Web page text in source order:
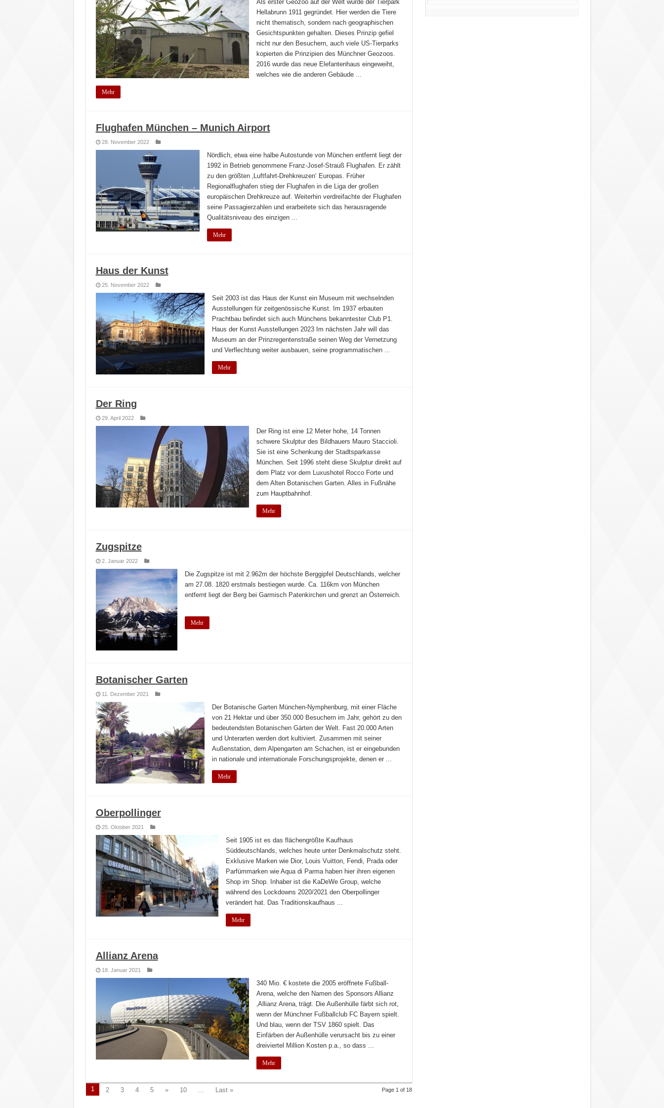
Als erster Geozoo auf der Welt wurde der Tierpark
Hellabrunn 1911 gegründet. Hier werden die Tiere
nicht thematisch, sondern nach geographischen
Gesichtspunkten gehalten. Dieses Prinzip gefiel
nicht nur den Besuchern, auch viele US-Tierparks
kopierten die Prinzipien des Münchner Geozoos.
2016 wurde das neue Elefantenhaus eingeweiht,
welches wie die anderen Gebäude ...
Mehr
Flughafen München – Munich Airport
28. November 2022
Nördlich, etwa eine halbe Autostunde von München entfernt liegt der
1992 in Betrieb genommene Franz-Josef-Strauß Flughafen. Er zählt
zu den größten ‚Luftfahrt-Drehkreuzen‘ Europas. Früher
Regionalflughafen stieg der Flughafen in die Liga der großen
europäischen Drehkreuze auf. Weiterhin verdreifachte der Flughafen
seine Passagierzahlen und erarbeitete sich das herausragende
Qualitätsniveau des einzigen ...
Mehr
Haus der Kunst
25. November 2022
Seit 2003 ist das Haus der Kunst ein Museum mit wechselnden
Ausstellungen für zeitgenössische Kunst. Im 1937 erbauten
Prachtbau befindet sich auch Münchens bekanntester Club P1.
Haus der Kunst Ausstellungen 2023 Im nächsten Jahr will das
Museum an der Prinzregentenstraße seinen Weg der Vernetzung
und Verflechtung weiter ausbauen, seine programmatischen ...
Mehr
Der Ring
29. April 2022
Der Ring ist eine 12 Meter hohe, 14 Tonnen
schwere Skulptur des Bildhauers Mauro Staccioli.
Sie ist eine Schenkung der Stadtsparkasse
München. Seit 1996 steht diese Skulptur direkt auf
dem Platz vor dem Luxushotel Rocco Forte und
dem Alten Botanischen Garten. Alles in Fußnähe
zum Hauptbahnhof.
Mehr
Zugspitze
2. Januar 2022
Die Zugspitze ist mit 2.962m der höchste Berggipfel Deutschlands, welcher
am 27.08. 1820 erstmals bestiegen wurde. Ca. 116km von München
entfernt liegt der Berg bei Garmisch Patenkirchen und grenzt an Österreich.
Mehr
Botanischer Garten
11. Dezember 2021
Der Botanische Garten München-Nymphenburg, mit einer Fläche
von 21 Hektar und über 350.000 Besuchern im Jahr, gehört zu den
bedeutendsten Botanischen Gärten der Welt. Fast 20.000 Arten
und Unterarten werden dort kultiviert. Zusammen mit seiner
Außenstation, dem Alpengarten am Schachen, ist er eingebunden
in nationale und internationale Forschungsprojekte, denen er ...
Mehr
Oberpollinger
25. Oktober 2021
Seit 1905 ist es das flächengrößte Kaufhaus
Süddeutschlands, welches heute unter Denkmalschutz steht.
Exklusive Marken wie Dior, Louis Vuitton, Fendi, Prada oder
Parfümmarken wie Aqua di Parma haben hier ihren eigenen
Shop im Shop. Inhaber ist die KaDeWe Group, welche
während des Lockdowns 2020/2021 den Oberpollinger
verändert hat. Das Traditionskaufhaus ...
Mehr
Allianz Arena
18. Januar 2021
340 Mio. € kostete die 2005 eröffnete Fußball-
Arena, welche den Namen des Sponsors Allianz
‚Allianz Arena‚ trägt. Die Außenhülle färbt sich rot,
wenn der Münchner Fußballclub FC Bayern spielt.
Und blau, wenn der TSV 1860 spielt. Das
Einfärben der Außenhülle verursacht bis zu einer
dreiviertel Million Kosten p.a., so dass ...
Mehr
Page 1 of 18
1 2 3 4 5 » 10 ... Last »